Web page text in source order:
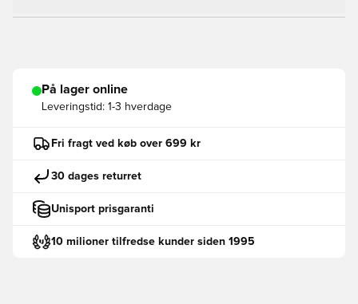
På lager online
Leveringstid: 1-3 hverdage
Fri fragt ved køb over 699 kr
30 dages returret
Unisport prisgaranti
10 milioner tilfredse kunder siden 1995